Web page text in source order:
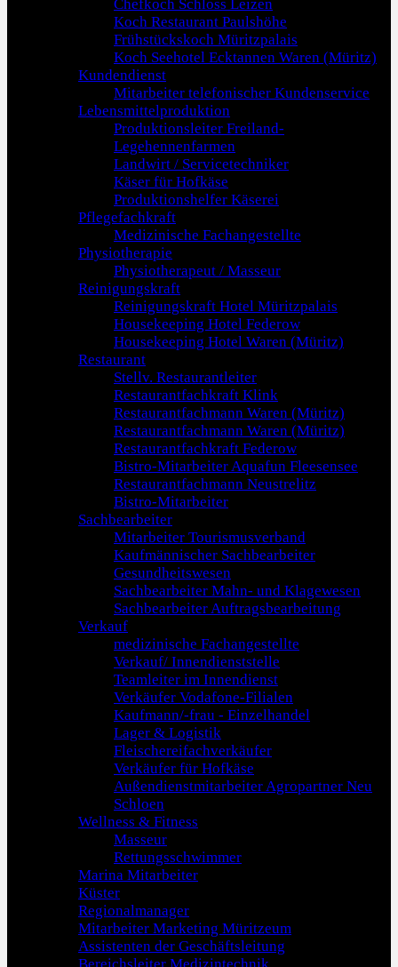
Chefkoch Schloss Leizen
Koch Restaurant Paulshöhe
Frühstückskoch Müritzpalais
Koch Seehotel Ecktannen Waren (Müritz)
Kundendienst
Mitarbeiter telefonischer Kundenservice
Lebensmittelproduktion
Produktionsleiter Freiland-
Legehennenfarmen
Landwirt / Servicetechniker
Käser für Hofkäse
Produktionshelfer Käserei
Pflegefachkraft
Medizinische Fachangestellte
Physiotherapie
Physiotherapeut / Masseur
Reinigungskraft
Reinigungskraft Hotel Müritzpalais
Housekeeping Hotel Federow
Housekeeping Hotel Waren (Müritz)
Restaurant
Stellv. Restaurantleiter
Restaurantfachkraft Klink
Restaurantfachmann Waren (Müritz)
Restaurantfachmann Waren (Müritz)
Restaurantfachkraft Federow
Bistro-Mitarbeiter Aquafun Fleesensee
Restaurantfachmann Neustrelitz
Bistro-Mitarbeiter
Sachbearbeiter
Mitarbeiter Tourismusverband
Kaufmännischer Sachbearbeiter
Gesundheitswesen
Sachbearbeiter Mahn- und Klagewesen
Sachbearbeiter Auftragsbearbeitung
Verkauf
medizinische Fachangestellte
Verkauf/ Innendienststelle
Teamleiter im Innendienst
Verkäufer Vodafone-Filialen
Kaufmann/-frau - Einzelhandel
Lager & Logistik
Fleischereifachverkäufer
Verkäufer für Hofkäse
Außendienstmitarbeiter Agropartner Neu
Schloen
Wellness & Fitness
Masseur
Rettungsschwimmer
Marina Mitarbeiter
Küster
Regionalmanager
Mitarbeiter Marketing Müritzeum
Assistenten der Geschäftsleitung